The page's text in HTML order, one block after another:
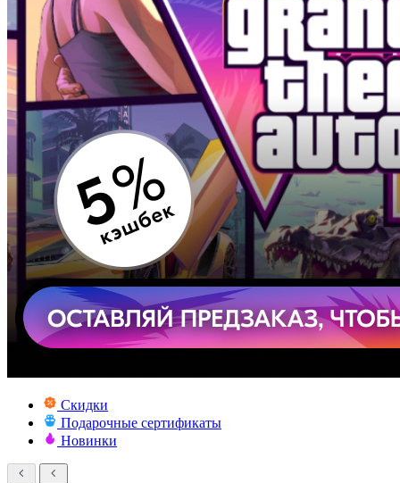
Скидки
Подарочные сертификаты
Новинки